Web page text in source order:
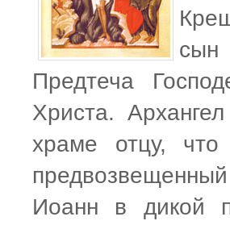
сын
Предтеча
Христа.
храме отцу,
Иоанн в дикой